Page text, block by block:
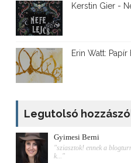
Kerstin Gier -
Erin Watt:
Legutolsó
Gyimesi Berni
"sziasztok! ennek a
k..."